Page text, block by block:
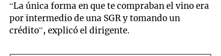
“La única forma en que te compraban el vino era
por intermedio de una SGR y tomando un
crédito”, explicó el dirigente.